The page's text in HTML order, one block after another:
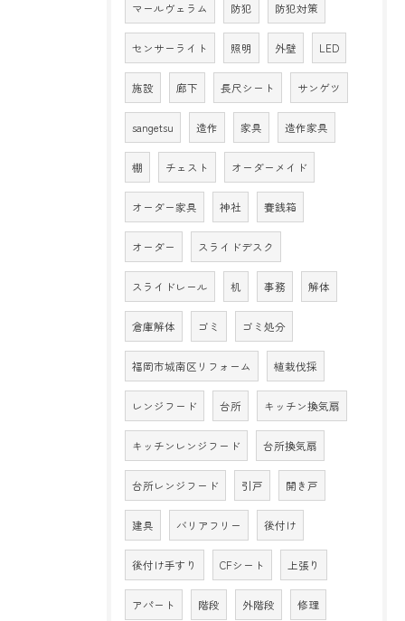
マールヴェラム 防犯 防犯対策
センサーライト 照明 外壁 LED
施設 廊下 長尺シート サンゲツ
sangetsu 造作 家具 造作家具
棚 チェスト オーダーメイド
オーダー家具 神社 賽銭箱
オーダー スライドデスク
スライドレール 机 事務 解体
倉庫解体 ゴミ ゴミ処分
福岡市城南区リフォーム 植栽伐採
レンジフード 台所 キッチン換気扇
キッチンレンジフード 台所換気扇
台所レンジフード 引戸 開き戸
建具 バリアフリー 後付け
後付け手すり CFシート 上張り
アパート 階段 外階段 修理